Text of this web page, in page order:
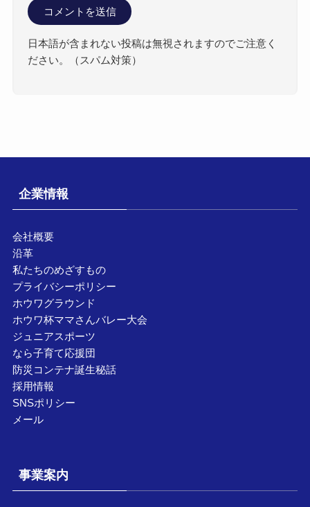
日本語が含まれない投稿は無視されますのでご注意く
ださい。（スパム対策）
企業情報
会社概要
沿革
私たちのめざすもの
プライバシーポリシー
ホウワグラウンド
ホウワ杯ママさんバレー大会
ジュニアスポーツ
なら子育て応援団
防災コンテナ誕生秘話
採用情報
SNSポリシー
メール
事業案内